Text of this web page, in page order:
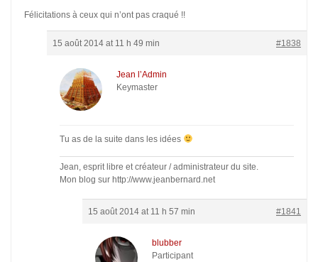
Félicitations à ceux qui n’ont pas craqué !!
15 août 2014 at 11 h 49 min #1838
Jean l’Admin
Keymaster
Tu as de la suite dans les idées
Jean, esprit libre et créateur / administrateur du site.
Mon blog sur http://www.jeanbernard.net
15 août 2014 at 11 h 57 min #1841
blubber
Participant